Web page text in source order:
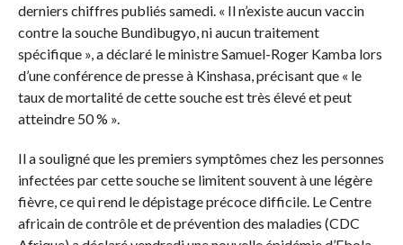
derniers chiffres publiés samedi. « Il n’existe aucun vaccin
contre la souche Bundibugyo, ni aucun traitement
spécifique », a déclaré le ministre Samuel-Roger Kamba lors
d’une conférence de presse à Kinshasa, précisant que « le
taux de mortalité de cette souche est très élevé et peut
atteindre 50 % ».
Il a souligné que les premiers symptômes chez les personnes
infectées par cette souche se limitent souvent à une légère
fièvre, ce qui rend le dépistage précoce difficile. Le Centre
africain de contrôle et de prévention des maladies (CDC